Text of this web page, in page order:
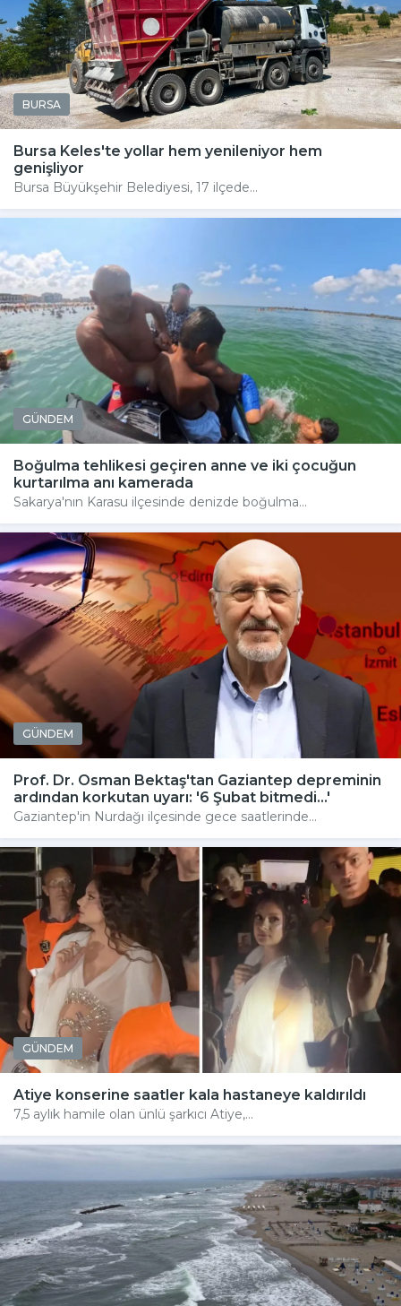
BURSA
Bursa Keles'te yollar hem yenileniyor hem
genişliyor
Bursa Büyükşehir Belediyesi, 17 ilçede...
GÜNDEM
Boğulma tehlikesi geçiren anne ve iki çocuğun
kurtarılma anı kamerada
Sakarya'nın Karasu ilçesinde denizde boğulma...
GÜNDEM
Prof. Dr. Osman Bektaş'tan Gaziantep depreminin
ardından korkutan uyarı: '6 Şubat bitmedi...'
Gaziantep'in Nurdağı ilçesinde gece saatlerinde...
GÜNDEM
Atiye konserine saatler kala hastaneye kaldırıldı
7,5 aylık hamile olan ünlü şarkıcı Atiye,...